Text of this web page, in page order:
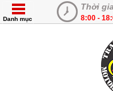
Thời
8:00 -
Danh mục